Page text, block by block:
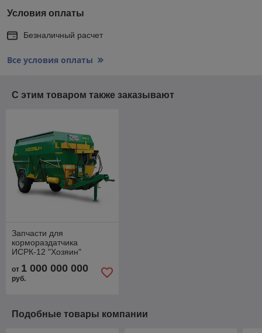
Условия оплаты
Безналичный расчет
Все условия оплаты
С этим товаром также заказывают
Запчасти для
кормораздатчика
ИСРК-12 "Хозяин"
от 1 000 000 000
руб.
Подобные товары компании